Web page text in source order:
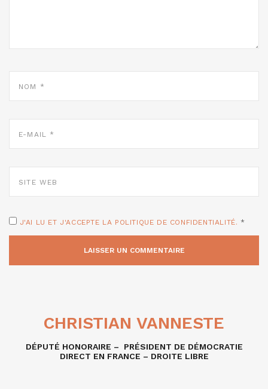
MAIL
WEB
J'AI LU ET J'ACCEPTE LA POLITIQUE DE CONFIDENTIALITÉ. *
CHRISTIAN VANNESTE
DÉPUTÉ HONORAIRE – PRÉSIDENT DE DÉMOCRATIE
DIRECT EN FRANCE – DROITE LIBRE